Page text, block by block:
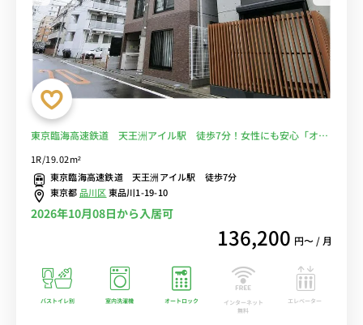
東京臨海高速鉄道 天王洲アイル駅 徒歩7分！女性にも安心「オー
1R/19.02m²
東京臨海高速鉄道 天王洲アイル駅 徒歩7分
東京都品川区東品川1-19-10
2026年10月08日から入居可
136,200 円〜 / 月
バストイレ別 室内洗濯機 オートロック
インターネット
無料
エレベーター